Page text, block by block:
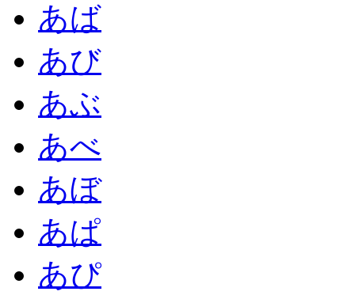
あば
あび
あぶ
あべ
あぼ
あぱ
あぴ